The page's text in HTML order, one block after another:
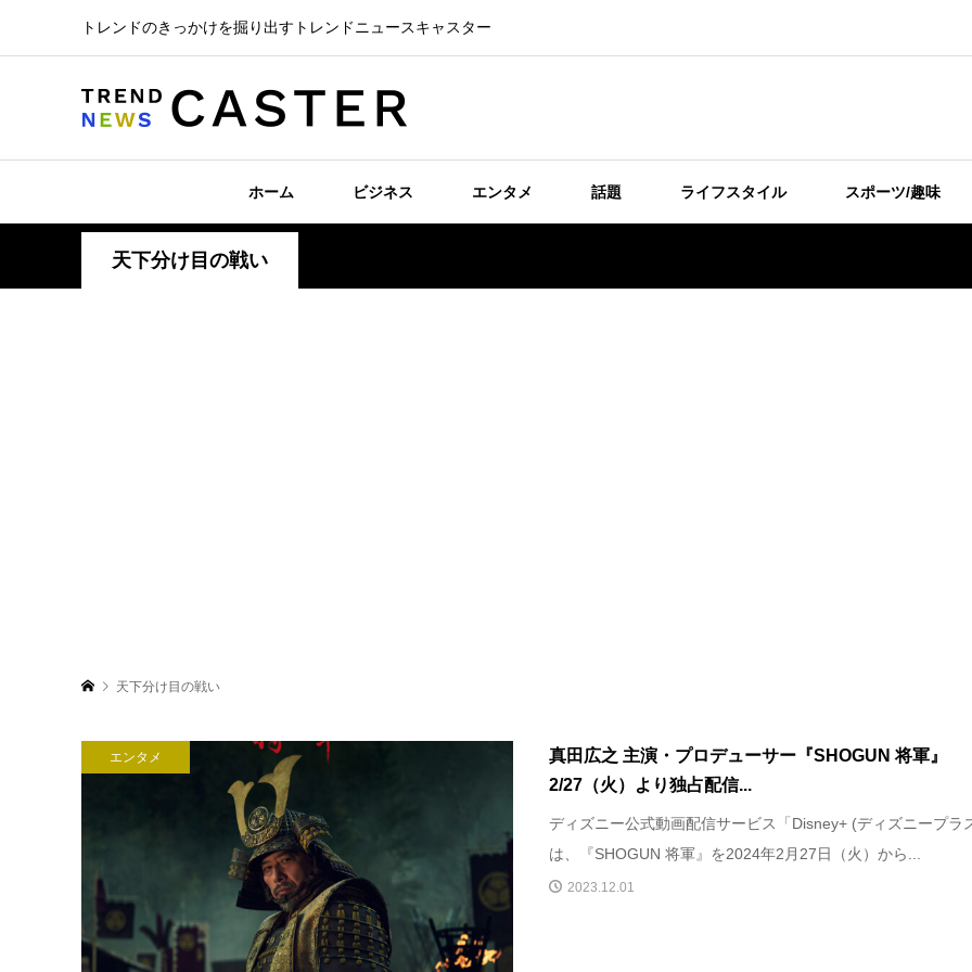
トレンドのきっかけを掘り出すトレンドニュースキャスター
ホーム ビジネス エンタメ 話題 ライフスタイル スポーツ/趣味
天下分け目の戦い
天下分け目の戦い
エンタメ
真田広之 主演・プロデューサー『SHOGUN 将軍』
2/27（火）より独占配信...
ディズニー公式動画配信サービス「Disney+ (ディズニープラ
は、『SHOGUN 将軍』を2024年2月27日（火）から...
2023.12.01